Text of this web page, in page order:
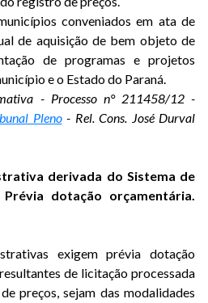
conveniados em ata de
de aquisição de bem objeto de
de programas e projetos
e o Estado do Paraná.
- Processo n° 211458/12 -
Pleno- Rel. Cons. José Durval
derivada do Sistema de
dotação orçamentária.
exigem prévia dotação
de licitação processada
preços, sejam das modalidades